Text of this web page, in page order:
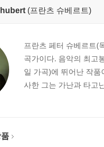
(프란츠 슈베르트)
프란츠 페터 슈베르트(
곡가이다. 음악의 최고
일 가곡)에 뛰어난 작
사한 그는 가난과 타고